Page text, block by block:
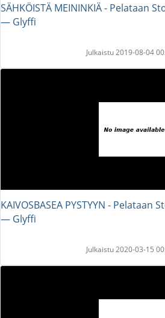
SÄHKÖISTÄ MEININKIÄ - Pelataan
― Glyffi
Julkaistu 2019-08-04
KAIVOSBASEA PYSTYYN - Pelataan
― Glyffi
Julkaistu 2020-03-15